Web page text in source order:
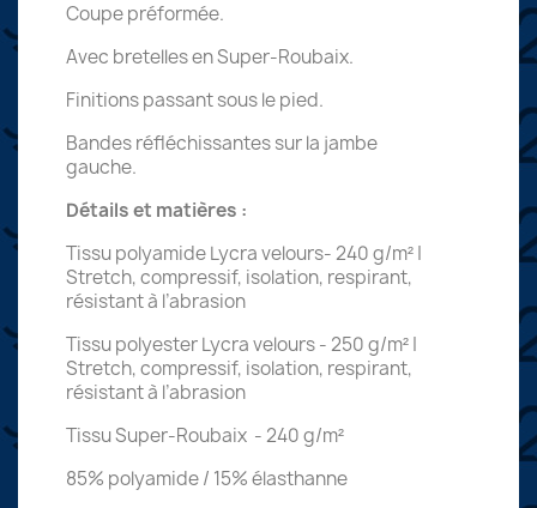
Coupe préformée.
Avec bretelles en Super-Roubaix.
Finitions passant sous le pied.
Bandes réfléchissantes sur la jambe
gauche.
Détails et matières :
Tissu polyamide Lycra velours- 240 g/m² |
Stretch, compressif, isolation, respirant,
résistant à l’abrasion
Tissu polyester Lycra velours - 250 g/m² |
Stretch, compressif, isolation, respirant,
résistant à l’abrasion
Tissu Super-Roubaix - 240 g/m²
85% polyamide / 15% élasthanne